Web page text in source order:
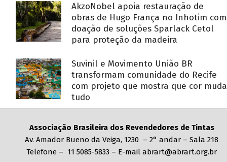
AkzoNobel apoia restauração de
obras de Hugo França no Inhotim com
doação de soluções Sparlack Cetol
para proteção da madeira
Suvinil e Movimento União BR
transformam comunidade do Recife
com projeto que mostra que cor muda
tudo
Associação Brasileira dos Revendedores de Tintas
Av. Amador Bueno da Veiga, 1230 – 2° andar – Sala 218
Telefone – 11 5085-5833 – E-mail abrart@abrart.org.br